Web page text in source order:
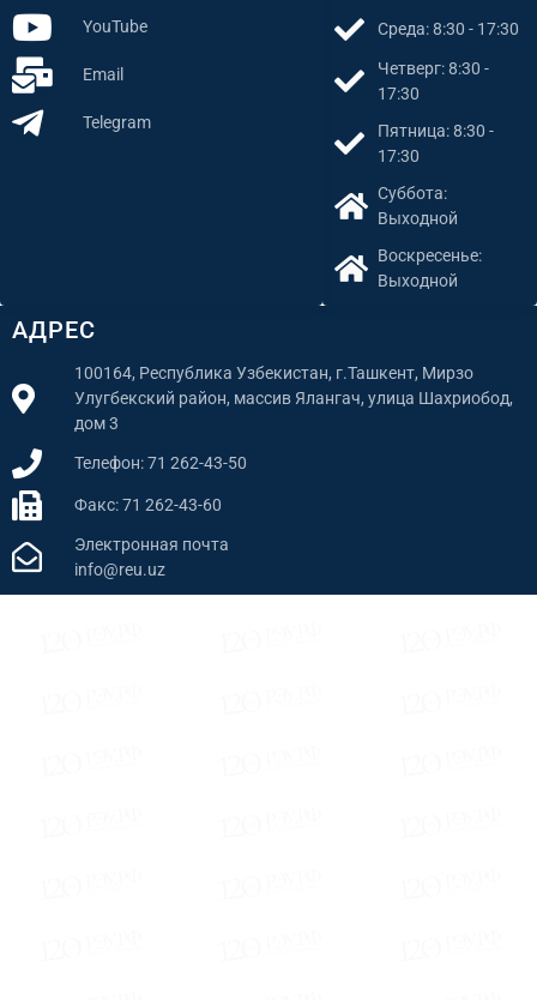
АДРЕС
100164, Республика Узбекистан, г.Ташкент, Мирзо
Улугбекский район, массив Ялангач, улица Шахриобод,
дом 3
Телефон: 71 262-43-50
Факс: 71 262-43-60
Электронная почта
info@reu.uz
Среда: 8:30 - 17:30
Четверг: 8:30 -
17:30
Пятница: 8:30 -
17:30
Суббота:
Выходной
Воскресенье:
Выходной
YouTube
Email
Telegram